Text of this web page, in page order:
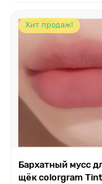
Хит продаж!
Бархатный мусс
щёк colorgram